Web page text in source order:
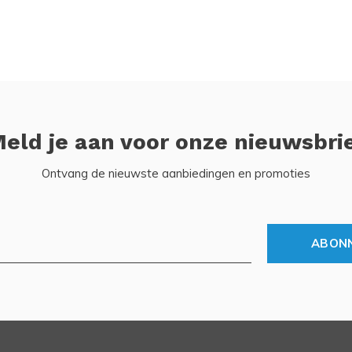
je aan voor onze
Ontvang de nieuwste aanbiedingen en promoties